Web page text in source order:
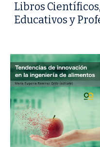
Libros
Educativos y